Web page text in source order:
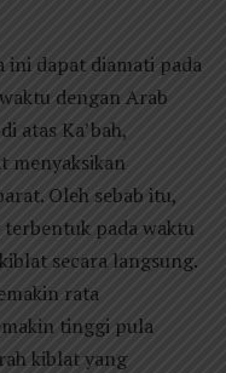
ini dapat diamati pada
dengan Arab
atas Ka’bah,
menyaksikan
Oleh sebab itu,
pada waktu
secara langsung.
rata
tinggi pula
kiblat yang